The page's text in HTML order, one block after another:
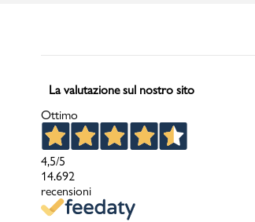
La valutazione sul nostro sito
Ottimo
4,5/5
14.692
recensioni